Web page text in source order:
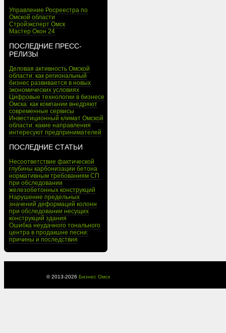
Управление Росреестра по
Омской области
Стройэксперт Омск
Мастер Окон 24
ПОСЛЕДНИЕ ПРЕСС-
РЕЛИЗЫ
Деловая активность Омской
области: как региональный
бизнес развивается в новых
экономических условиях
Цифровые технологии в бизнесе
Омска: как компании внедряют
современные сервисы
Инвестиционный климат Омской
области: какие направления
интересуют предпринимателей
ПОСЛЕДНИЕ СТАТЬИ
Несоответствие фактической
глубины карбонизации бетона
нормативным требованиям СП
при обследовании
железобетонных конструкций
Нарушение предельных
значений деформаций колонн
при обследовании несущих
конструкций здания
Ошибка неудачного тонального
центра в продакшне песни:
причины и последствия
© 2013-2026 Бизнес Омск